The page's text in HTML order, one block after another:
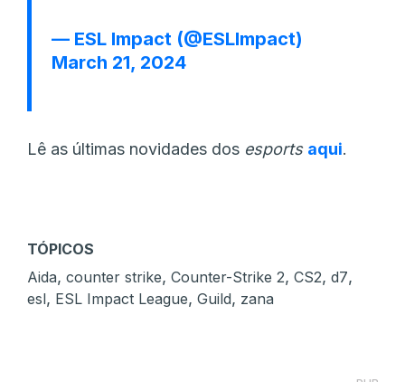
— ESL Impact (@ESLImpact)
March 21, 2024
Lê as últimas novidades dos esports aqui.
TÓPICOS
Aida, counter strike, Counter-Strike 2, CS2, d7,
esl, ESL Impact League, Guild, zana